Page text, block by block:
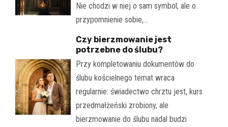
Nie chodzi w niej o sam symbol, ale o
przypomnienie sobie,…
Czy bierzmowanie jest
potrzebne do ślubu?
Przy kompletowaniu dokumentów do
ślubu kościelnego temat wraca
regularnie: świadectwo chrztu jest, kurs
przedmałżeński zrobiony, ale
bierzmowanie do ślubu nadal budzi